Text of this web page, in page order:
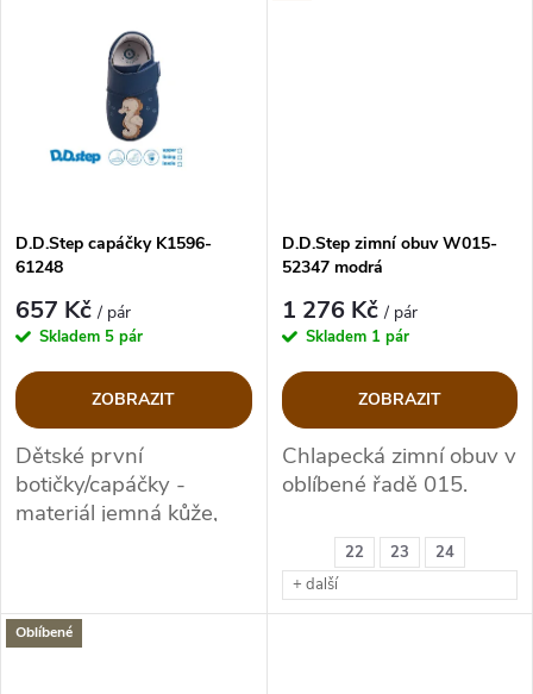
D.D.Step capáčky K1596-
61248
657 Kč/ pár
Skladem 5 pár
ZOBRAZIT
Dětské první
botičky/capáčky -
materiál jemná kůže,
22 23
24
+ další
D.D.Step zimní obuv W015-
52347 modrá
1 276 Kč/ pár
Skladem 1 pár
ZOBRAZIT
Chlapecká zimní obuv v
oblíbené řadě 015.
Oblíbené